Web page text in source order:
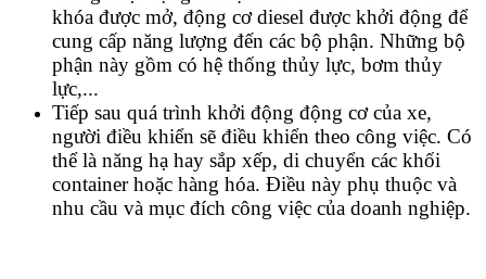
khóa được mở, động cơ diesel được khởi động để
cung cấp năng lượng đến các bộ phận. Những bộ
phận này gồm có hệ thống thủy lực, bơm thủy
lực,...
Tiếp sau quá trình khởi động động cơ của xe,
người điều khiển sẽ điều khiển theo công việc. Có
thể là năng hạ hay sắp xếp, di chuyển các khối
container hoặc hàng hóa. Điều này phụ thuộc và
nhu cầu và mục đích công việc của doanh nghiệp.